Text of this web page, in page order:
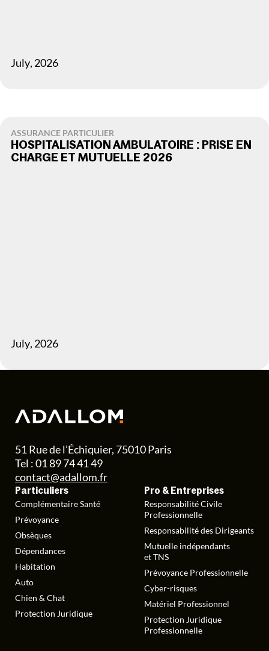
July, 2026
ASSURANCE PARTICULIER
HOSPITALISATION AMBULATOIRE : PRISE EN
CHARGE ET MUTUELLE 2026
July, 2026
51 Rue de l’Échiquier, 75010 Paris
Tel : 01 89 74 41 49
contact@adallom.fr
Particuliers
Complémentaire Santé
Prévoyance
Obsèques
Dépendances
Habitation
Auto
Chien & Chat
Protection Juridique
Pro & Entreprises
Responsabilité Civile
Professionnelle
Responsabilité des Dirigeants
Mutuelle indépendants
et TNS
Prévoyance Professionnelle
Cyber-risques
Matériel Professionnel
Protection Juridique
Professionnelle